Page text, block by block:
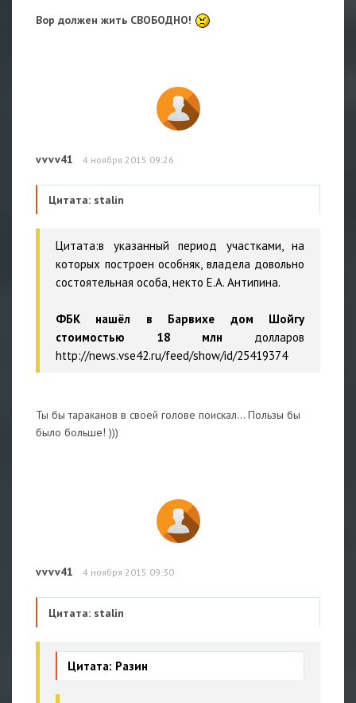
Вор должен жить СВОБОДНО!
vvvv41 4 ноября 2015 09:26
Цитата: stalin
Цитата:в указанный период участками, на
которых построен особняк, владела довольно
состоятельная особа, некто Е.А. Антипина.
ФБК нашёл в Барвихе дом Шойгу
стоимостью 18 млн долларов
http://news.vse42.ru/feed/show/id/25419374
Ты бы тараканов в своей голове поискал... Пользы бы
было больше! )))
vvvv41 4 ноября 2015 09:30
Цитата: stalin
Цитата: Разин